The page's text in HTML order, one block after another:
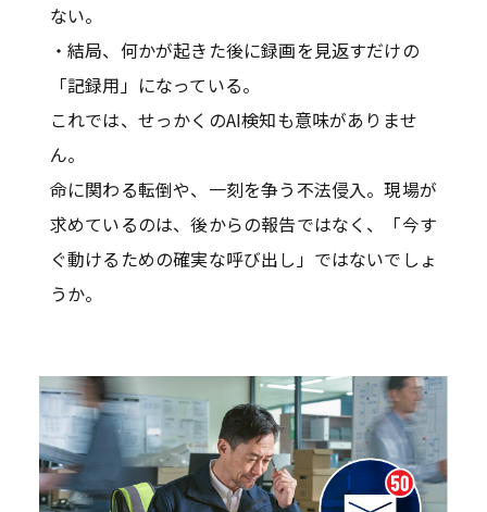
ない。
・結局、何かが起きた後に録画を見返すだけの
「記録用」になっている。
これでは、せっかくのAI検知も意味がありませ
ん。
命に関わる転倒や、一刻を争う不法侵入。現場が
求めているのは、後からの報告ではなく、「今す
ぐ動けるための確実な呼び出し」ではないでしょ
うか。